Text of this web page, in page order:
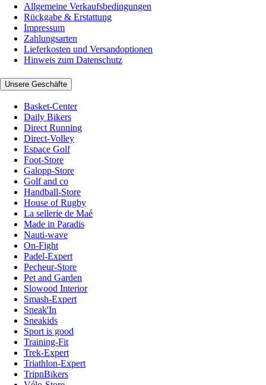
Allgemeine Verkaufsbedingungen
Rückgabe & Erstattung
Impressum
Zahlungsarten
Lieferkosten und Versandoptionen
Hinweis zum Datenschutz
Unsere Geschäfte
Basket-Center
Daily Bikers
Direct Running
Direct-Volley
Espace Golf
Foot-Store
Galopp-Store
Golf and co
Handball-Store
House of Rugby
La sellerie de Maé
Made in Paradis
Nauti-wave
On-Fight
Padel-Expert
Pecheur-Store
Pet and Garden
Slowood Interior
Smash-Expert
Sneak'In
Sneakids
Sport is good
Training-Fit
Trek-Expert
Triathlon-Expert
TripnBikers